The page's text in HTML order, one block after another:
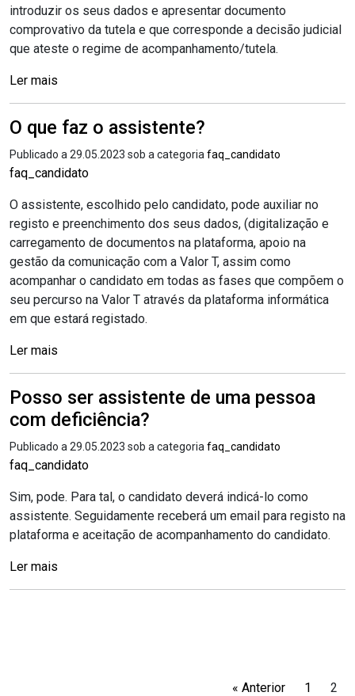
introduzir os seus dados e apresentar documento
comprovativo da tutela e que corresponde a decisão judicial
que ateste o regime de acompanhamento/tutela.
Ler mais
O que faz o assistente?
Publicado a 29.05.2023 sob a categoria faq_candidato
faq_candidato
O assistente, escolhido pelo candidato, pode auxiliar no
registo e preenchimento dos seus dados, (digitalização e
carregamento de documentos na plataforma, apoio na
gestão da comunicação com a Valor T, assim como
acompanhar o candidato em todas as fases que compõem o
seu percurso na Valor T através da plataforma informática
em que estará registado.
Ler mais
Posso ser assistente de uma pessoa
com deficiência?
Publicado a 29.05.2023 sob a categoria faq_candidato
faq_candidato
Sim, pode. Para tal, o candidato deverá indicá-lo como
assistente. Seguidamente receberá um email para registo na
plataforma e aceitação de acompanhamento do candidato.
Ler mais
« Anterior 1 2